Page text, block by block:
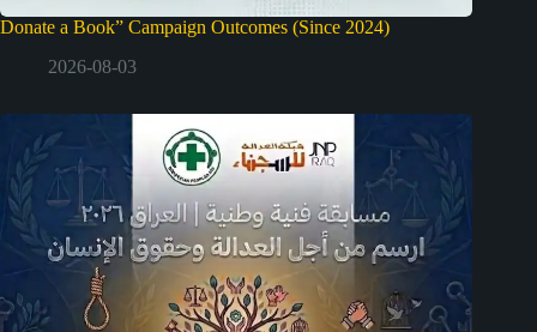
Donate a Book” Campaign Outcomes (Since 2024)
2026-08-03